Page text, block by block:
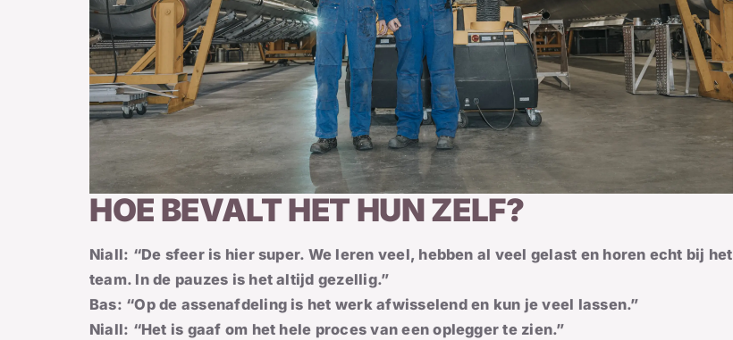
HOE BEVALT HET HUN ZELF?
Niall: “De sfeer is hier super. We leren veel, hebben al veel gelast en horen echt bij het
team. In de pauzes is het altijd gezellig.”
Bas: “Op de assenafdeling is het werk afwisselend en kun je veel lassen.”
Niall: “Het is gaaf om het hele proces van een oplegger te zien.”